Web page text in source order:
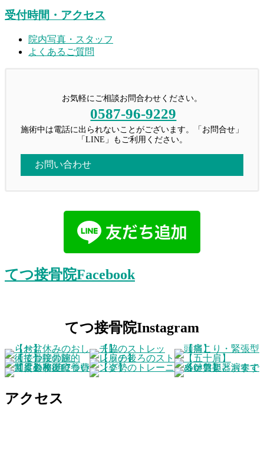
受付時間・アクセス
院内写真・スタッフ
よくあるご質問
お気軽にご相談お問合わせください。
0587-96-9229
施術中は電話に出られないことがございます。「お問合せ」
「LINE」もご利用ください。
お問い合わせ
てつ接骨院Facebook
てつ接骨院Instagram
アクセス